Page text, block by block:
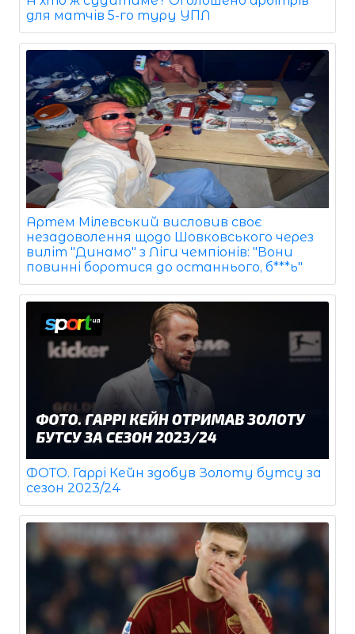
для матчів 5-го туру УПЛ
Артем Мілевський висловив своє
незадоволення щодо Шовковського через
виліт "Динамо" з Ліги чемпіонів: "Вони
повинні боротися до останнього, б***ь"
ФОТО. Гаррі Кейн здобув Золоту бутсу за
сезон 2023/24